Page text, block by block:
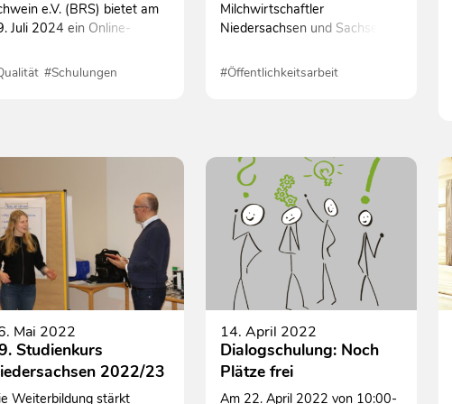
e.V. (BRS) bietet am
Juli 2024 ein Online-
–
für Mitarbeiter
#Schulungen
Milchwirtschaftler
Niedersachsen und Sachsen-
veranstaltet am 10. und 11.
#Öffentlichkeitsarbeit
Mai 2022
Studienkurs
2022/23
Weiterbildung stärkt
14. April 2022
Dialogschulung: Noch
Plätze frei
Am 22. April 2022 von 10:00-